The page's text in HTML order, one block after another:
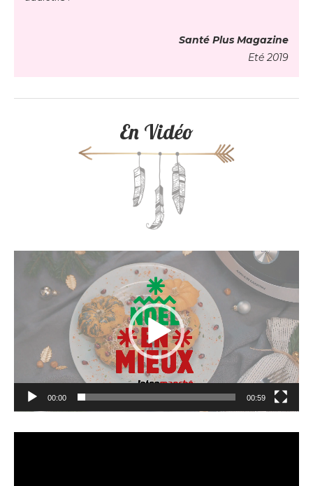
Santé Plus Magazine
Eté 2019
En Vidéo
00:00 00:59